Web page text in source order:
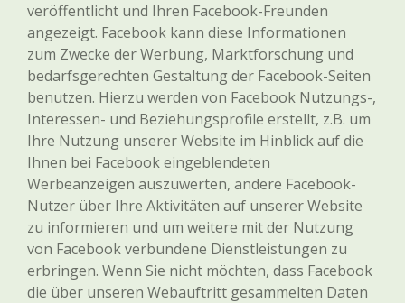
veröffentlicht und Ihren Facebook-Freunden
angezeigt. Facebook kann diese Informationen
zum Zwecke der Werbung, Marktforschung und
bedarfsgerechten Gestaltung der Facebook-Seiten
benutzen. Hierzu werden von Facebook Nutzungs-,
Interessen- und Beziehungsprofile erstellt, z.B. um
Ihre Nutzung unserer Website im Hinblick auf die
Ihnen bei Facebook eingeblendeten
Werbeanzeigen auszuwerten, andere Facebook-
Nutzer über Ihre Aktivitäten auf unserer Website
zu informieren und um weitere mit der Nutzung
von Facebook verbundene Dienstleistungen zu
erbringen. Wenn Sie nicht möchten, dass Facebook
die über unseren Webauftritt gesammelten Daten